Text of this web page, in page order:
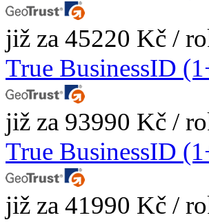
již za 45220 Kč /
True BusinessID
již za 93990 Kč /
True BusinessID
již za 41990 Kč /